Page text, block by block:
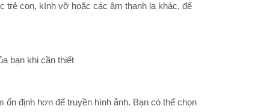
trẻ con, kính vỡ hoặc các âm thanh lạ khác, để
bạn khi cần thiết
ổn định hơn để truyền hình ảnh. Bạn có thể chọn